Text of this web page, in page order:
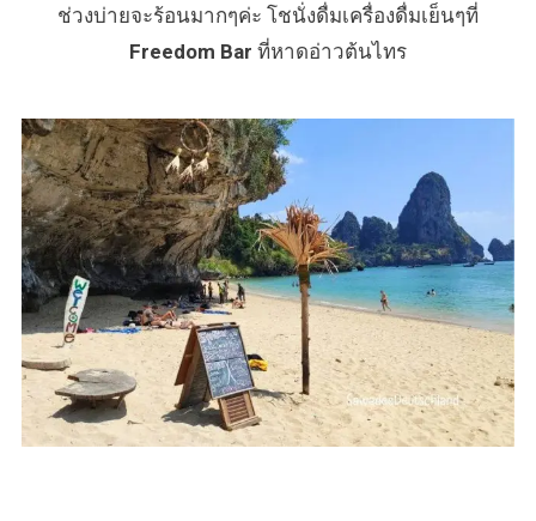
ช่วงบ่ายจะร้อนมากๆค่ะ โชนั่งดื่มเครื่องดื่มเย็นๆที่
Freedom Bar ที่หาดอ่าวต้นไทร